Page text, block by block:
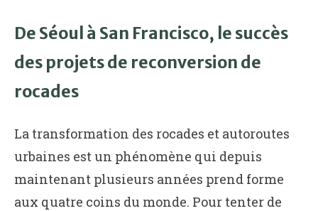
De Séoul à San Francisco, le succès
des projets de reconversion de
rocades
La transformation des rocades et autoroutes
urbaines est un phénomène qui depuis
maintenant plusieurs années prend forme
aux quatre coins du monde. Pour tenter de